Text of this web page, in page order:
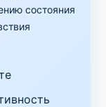
состояния